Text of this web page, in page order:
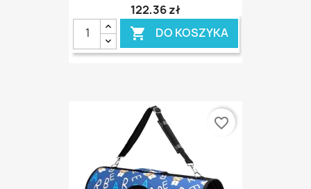
122,36 zł
 DO KOSZYKA
favorite_border